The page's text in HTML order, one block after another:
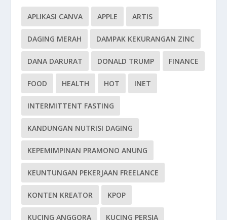
APLIKASI CANVA APPLE ARTIS
DAGING MERAH DAMPAK KEKURANGAN ZINC
DANA DARURAT DONALD TRUMP FINANCE
FOOD HEALTH HOT INET
INTERMITTENT FASTING
KANDUNGAN NUTRISI DAGING
KEPEMIMPINAN PRAMONO ANUNG
KEUNTUNGAN PEKERJAAN FREELANCE
KONTEN KREATOR KPOP
KUCING ANGGORA KUCING PERSIA